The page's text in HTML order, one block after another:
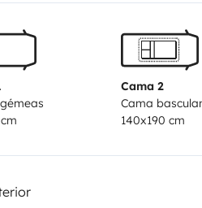
Cama 2
Cama
140x190 cm